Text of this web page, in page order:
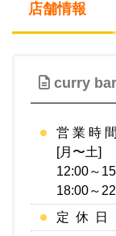
店舗情報
curry
営 業 時 間
[月〜土]
12:00～
18:00～
定 休 日